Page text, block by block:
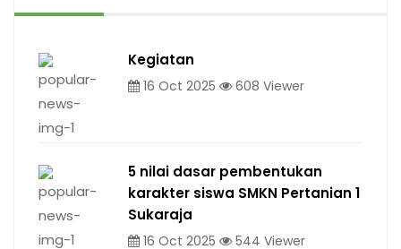
Kegiatan
16 Oct 2025 608 Viewer
5 nilai dasar pembentukan
karakter siswa SMKN Pertanian 1
Sukaraja
16 Oct 2025 544 Viewer